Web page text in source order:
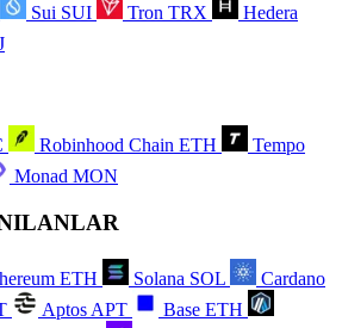
Sui SUI Tron TRX
Hedera
Robinhood Chain ETH
Tempo
Monad MON
ETH Solana SOL
Cardano
Aptos APT Base ETH